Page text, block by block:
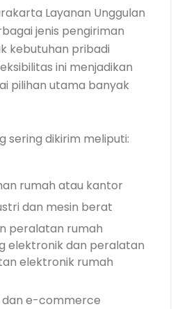
Layanan Unggulan
jenis pengiriman
kebutuhan pribadi
ini menjadikan
pilihan utama banyak
sering dikirim meliputi:
rumah atau kantor
dan mesin berat
peralatan rumah
elektronik dan peralatan
elektronik rumah
dan e-commerce